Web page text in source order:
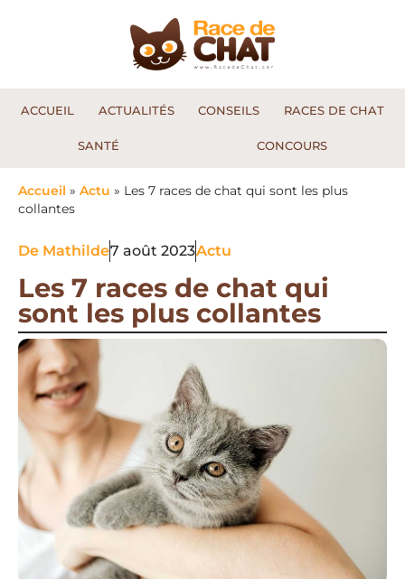
ACCUEIL ACTUALITÉS CONSEILS RACES DE CHAT
SANTÉ CONCOURS
Accueil » Actu » Les 7 races de chat qui sont les plus
collantes
De Mathilde7 août 2023Actu
Les 7 races de chat qui
sont les plus collantes